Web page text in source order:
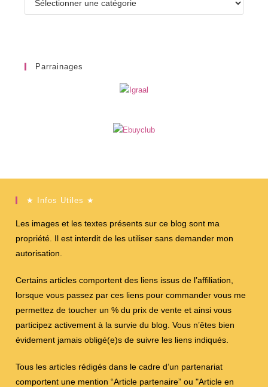
Parrainages
★ Infos Utiles ★
Les images et les textes présents sur ce blog sont ma
propriété. Il est interdit de les utiliser sans demander mon
autorisation.
Certains articles comportent des liens issus de l’affiliation,
lorsque vous passez par ces liens pour commander vous me
permettez de toucher un % du prix de vente et ainsi vous
participez activement à la survie du blog. Vous n’êtes bien
évidement jamais obligé(e)s de suivre les liens indiqués.
Tous les articles rédigés dans le cadre d’un partenariat
comportent une mention “Article partenaire” ou "Article en